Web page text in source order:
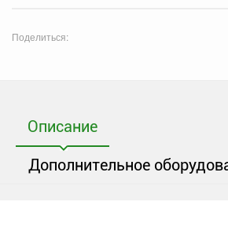
Поделиться:
Описание
Дополнительное